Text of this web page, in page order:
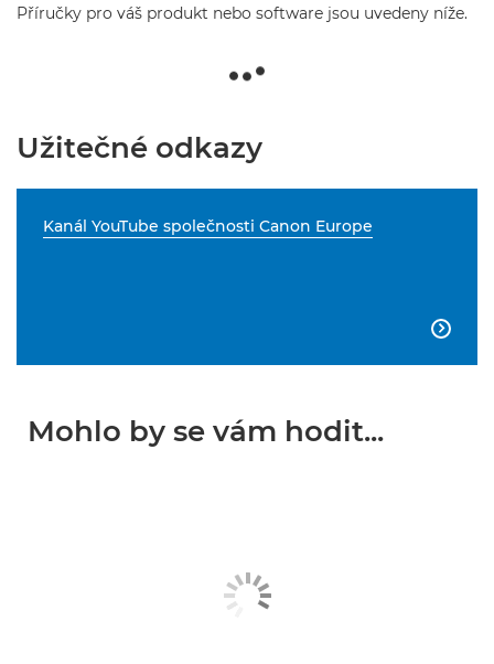
Příručky pro váš produkt nebo software jsou uvedeny níže.
Užitečné odkazy
Kanál YouTube společnosti Canon Europe

Mohlo by se vám hodit...